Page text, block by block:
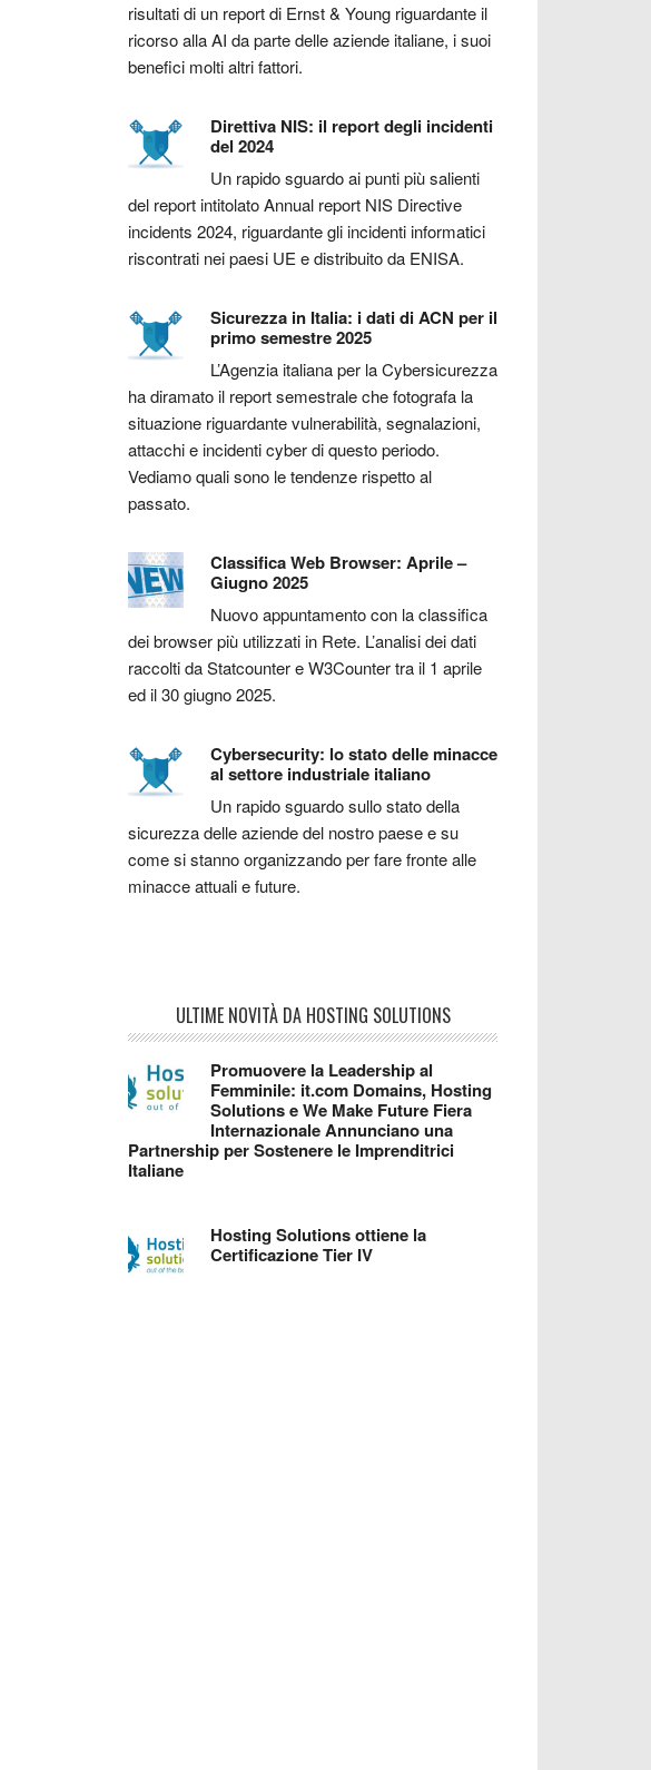
risultati di un report di Ernst & Young riguardante il
ricorso alla AI da parte delle aziende italiane, i suoi
benefici molti altri fattori.
Direttiva NIS: il report degli incidenti
del 2024
Un rapido sguardo ai punti più salienti
del report intitolato Annual report NIS Directive
incidents 2024, riguardante gli incidenti informatici
riscontrati nei paesi UE e distribuito da ENISA.
Sicurezza in Italia: i dati di ACN per il
primo semestre 2025
L’Agenzia italiana per la Cybersicurezza
ha diramato il report semestrale che fotografa la
situazione riguardante vulnerabilità, segnalazioni,
attacchi e incidenti cyber di questo periodo.
Vediamo quali sono le tendenze rispetto al
passato.
Classifica Web Browser: Aprile –
Giugno 2025
Nuovo appuntamento con la classifica
dei browser più utilizzati in Rete. L’analisi dei dati
raccolti da Statcounter e W3Counter tra il 1 aprile
ed il 30 giugno 2025.
Cybersecurity: lo stato delle minacce
al settore industriale italiano
Un rapido sguardo sullo stato della
sicurezza delle aziende del nostro paese e su
come si stanno organizzando per fare fronte alle
minacce attuali e future.
ULTIME NOVITÀ DA HOSTING SOLUTIONS
Promuovere la Leadership al
Femminile: it.com Domains, Hosting
Solutions e We Make Future Fiera
Internazionale Annunciano una
Partnership per Sostenere le Imprenditrici
Italiane
Hosting Solutions ottiene la
Certificazione Tier IV